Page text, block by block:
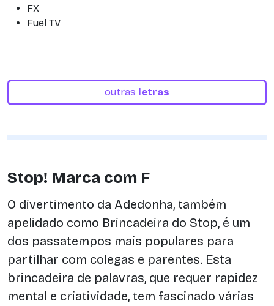
FX
Fuel TV
outras letras
Stop! Marca com F
O divertimento da Adedonha, também
apelidado como Brincadeira do Stop, é um
dos passatempos mais populares para
partilhar com colegas e parentes. Esta
brincadeira de palavras, que requer rapidez
mental e criatividade, tem fascinado várias